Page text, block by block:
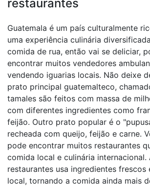
restaurantes
Guatemala é um país culturalmente
uma experiência culinária
comida de rua, então vai se deliciar,
encontrar muitos vendedores
vendendo iguarias locais. Não deixe
prato principal guatemalteco,
tamales são feitos com massa de
com diferentes ingredientes como
feijão. Outro prato popular é o
recheada com queijo, feijão e carne.
pode encontrar muitos restaurantes
comida local e culinária internacional.
restaurantes usa ingredientes frescos
local, tornando a comida ainda mais